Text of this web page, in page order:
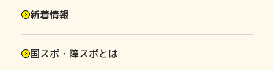
新着情報
国スポ・障スポとは